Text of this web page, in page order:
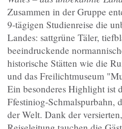
Zusammen in der Gruppe
9-tägigen Studienreise die
Landes: sattgrüne Täler,
beeindruckende
historische Stätten wie die
und das Freilichtmuseum
Ein besonderes Highlight ist
Ffestiniog-Schmalspurbahn,
der Welt. Dank der